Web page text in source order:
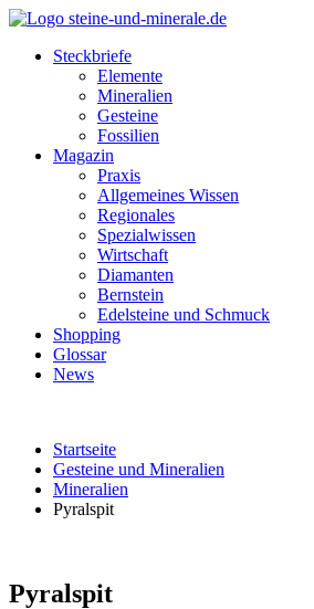
Steckbriefe
Elemente
Mineralien
Gesteine
Fossilien
Magazin
Praxis
Allgemeines Wissen
Regionales
Spezialwissen
Wirtschaft
Diamanten
Bernstein
Edelsteine und Schmuck
Shopping
Glossar
News
Startseite
Gesteine und Mineralien
Mineralien
Pyralspit
Pyralspit